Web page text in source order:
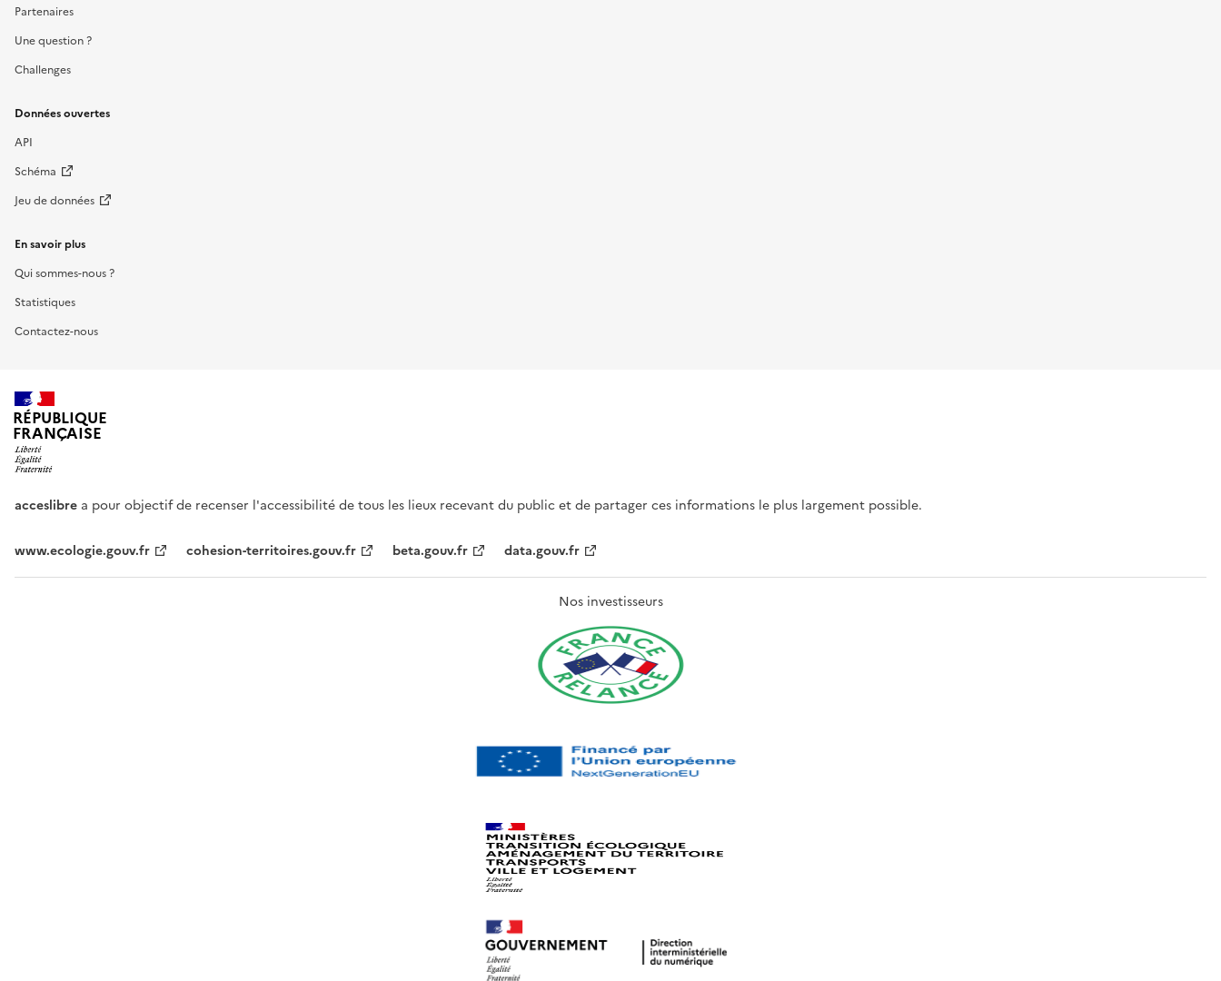
Partenaires
Une question ?
Challenges
Données ouvertes
API
Schéma
Jeu de données
En savoir plus
Qui sommes-nous ?
Statistiques
Contactez-nous
RÉPUBLIQUE
FRANÇAISE
acceslibre a pour objectif de recenser l'accessibilité de tous les lieux recevant du public et de partager ces informations le plus largement possible.
www.ecologie.gouv.fr cohesion-territoires.gouv.fr beta.gouv.fr data.gouv.fr
Nos investisseurs